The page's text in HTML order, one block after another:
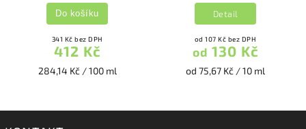
341 Kč bez DPH
412 Kč
284,14 Kč / 100 ml
Do košíku
od 107 Kč bez DPH
od 130 Kč
od 75,67 Kč / 10 ml
Detail